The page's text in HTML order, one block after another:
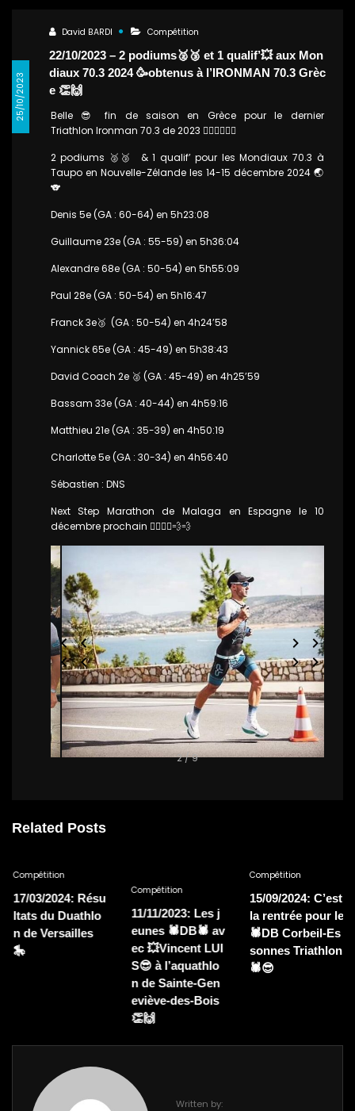
25/10/2023
David BARDI Compétition
22/10/2023 – 2 podiums🥈🥉 et 1 qualif’💥 aux Mon
diaux 70.3 2024 🥳obtenus à l’IRONMAN 70.3 Grèc
e 👏🙌
Belle 😎 fin de saison en Grèce pour le dernier
Triathlon Ironman 70.3 de 2023 🏊‍♀️🚴‍♀️🏃‍♂️
2 podiums 🥈🥉 & 1 qualif’ pour les Mondiaux 70.3 à
Taupo en Nouvelle-Zélande les 14-15 décembre 2024 🌏
🐨
Denis 5e (GA : 60-64) en 5h23:08
Guillaume 23e (GA : 55-59) en 5h36:04
Alexandre 68e (GA : 50-54) en 5h55:09
Paul 28e (GA : 50-54) en 5h16:47
Franck 3e🥉 (GA : 50-54) en 4h24’58
Yannick 65e (GA : 45-49) en 5h38:43
David Coach 2e 🥈 (GA : 45-49) en 4h25’59
Bassam 33e (GA : 40-44) en 4h59:16
Matthieu 21e (GA : 35-39) en 4h50:19
Charlotte 5e (GA : 30-34) en 4h56:40
Sébastien : DNS
Next Step Marathon de Malaga en Espagne le 10
décembre prochain 🏃‍♀️🏃‍♀️💨💨
2 / 9
Related Posts
Compétition
17/03/2024: Résu
ltats du Duathlo
n de Versailles
🎠
Compétition
11/11/2023: Les j
eunes 🕷DB🕷 av
ec 💥Vincent LUI
S😎 à l’aquathlo
n de Sainte-Gen
eviève-des-Bois
👏🙌
Compétition
15/09/2024: C’est
la rentrée pour le
🕷DB Corbeil-Es
sonnes Triathlon
🕷😎
Written by: